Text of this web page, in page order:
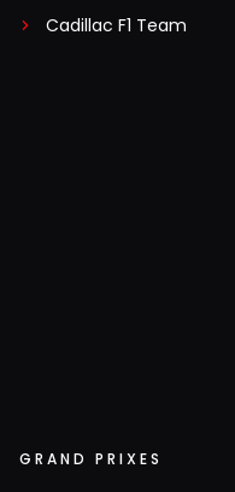
Cadillac F1 Team
GRAND PRIXES